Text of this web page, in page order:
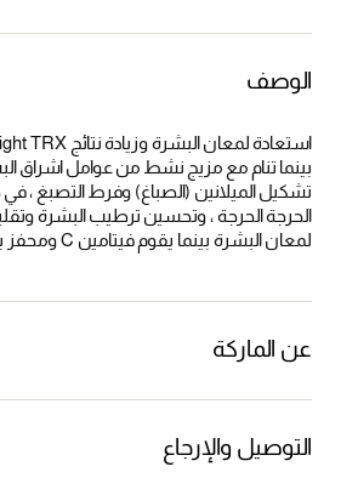
الوصف
تشكيل الميلانين (الصباغ) وفرط التصبغ ، في
الحرجة الحرجة ، وتحسين ترطيب البشرة
لمعان البشرة بينما يقوم فيتامين C ومحفز بذور الفاصوليا بتحفيز الكولاجين وتحارب علامات الشيخوخة.
عن الماركة
التوصيل والإرجاع